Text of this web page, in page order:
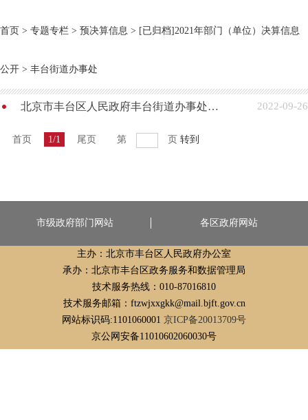
首页 > 专题专栏 > 预决算信息 > [已归档]2021年部门（单位）决算信息
公开 > 丰台街道办事处
北京市丰台区人民政府丰台街道办事处2021年度部门决算公开 2022-09-26
首页 1/1 尾页 第 页 转到
市级政府部门网站 各区政府网站
主办：北京市丰台区人民政府办公室
承办：北京市丰台区政务服务和数据管理局
技术服务热线：010-87016810
技术服务邮箱：ftzwjxxgkk@mail.bjft.gov.cn
网站标识码:1101060001 京ICP备20013709号
京公网安备11010602060030号